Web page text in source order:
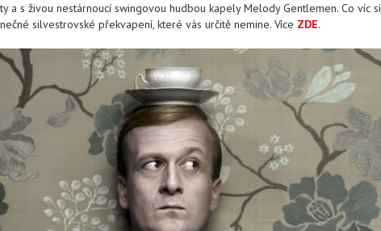
a s živou nestárnoucí swingovou hudbou kapely Melody Gentlemen. Co víc si
silvestrovské překvapení, které vás určitě nemine. Více ZDE.